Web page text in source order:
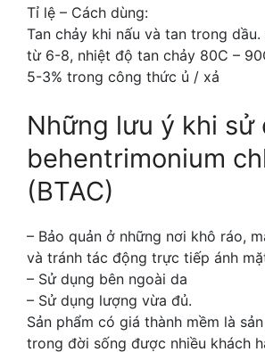
Tỉ lệ – Cách dùng:
Tan chảy khi nấu và tan trong
từ 6-8, nhiệt độ tan chảy 80C –
5-3% trong công thức ủ / xả
Những lưu ý khi sử
behentrimonium
(BTAC)
– Bảo quản ở những nơi khô ráo,
và tránh tác động trực tiếp ánh
– Sử dụng bên ngoài da
– Sử dụng lượng vừa đủ.
Sản phẩm có giá thành mềm là
trong đời sống được nhiều khách